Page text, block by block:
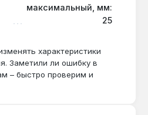
шлангов в
25 мм и материал
обеспечивают
шлангов диаметром до
от -20 до +60 °C.
максимальный, мм:
25
характеристики
Заметили ли ошибку в
– быстро проверим и